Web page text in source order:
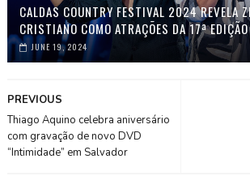
CALDAS COUNTRY FESTIVAL 2024 REVELA
CRISTIANO COMO ATRAÇÕES DA 17ª EDIÇÃO
JUNE 19, 2024
PREVIOUS
Thiago Aquino celebra aniversário
com gravação de novo DVD
“Intimidade” em Salvador